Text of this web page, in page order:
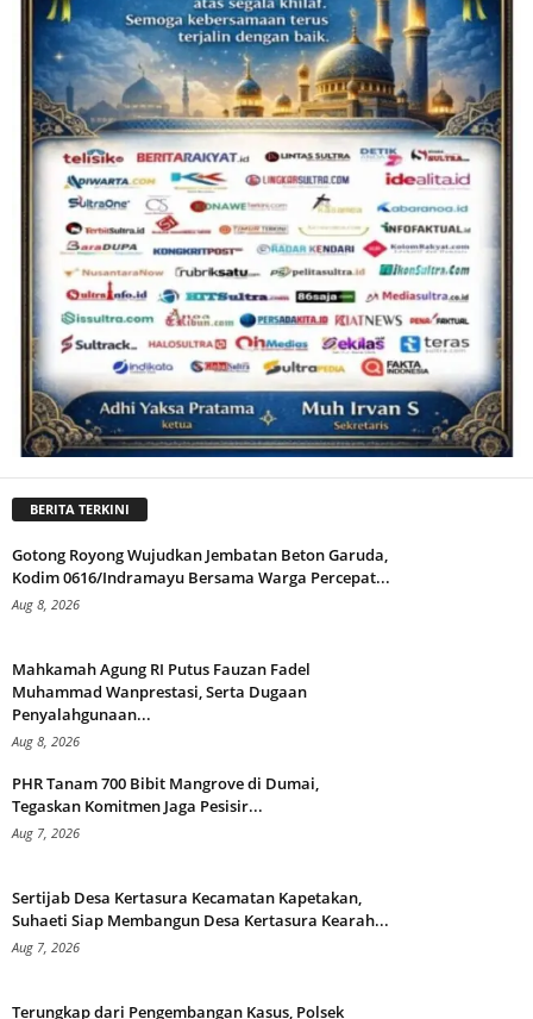
BERITA TERKINI
Gotong Royong Wujudkan Jembatan Beton Garuda,
Kodim 0616/Indramayu Bersama Warga Percepat...
Aug 8, 2026
Mahkamah Agung RI Putus Fauzan Fadel
Muhammad Wanprestasi, Serta Dugaan
Penyalahgunaan...
Aug 8, 2026
PHR Tanam 700 Bibit Mangrove di Dumai,
Tegaskan Komitmen Jaga Pesisir...
Aug 7, 2026
Sertijab Desa Kertasura Kecamatan Kapetakan,
Suhaeti Siap Membangun Desa Kertasura Kearah...
Aug 7, 2026
Terungkap dari Pengembangan Kasus, Polsek